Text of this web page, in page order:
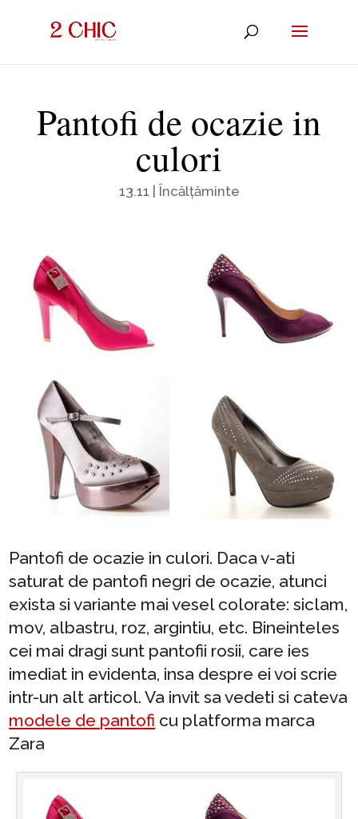
Pantofi de ocazie in
culori
13.11 Încălțăminte
Pantofi de ocazie in culori. Daca v-ati
saturat de pantofi negri de ocazie, atunci
exista si variante mai vesel colorate: siclam,
mov, albastru, roz, argintiu, etc. Bineinteles
cei mai dragi sunt pantofii rosii, care ies
imediat in evidenta, insa despre ei voi scrie
intr-un alt articol. Va invit sa vedeti si cateva
modele de pantofi cu platforma marca
Zara